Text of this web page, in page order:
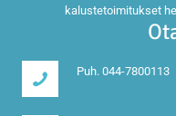
kalustetoimitukset
Puh. 044-7800113